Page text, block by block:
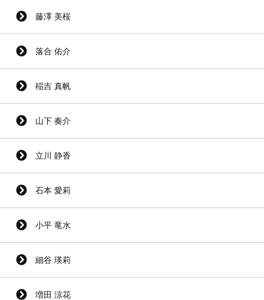
藤澤 美桜
落合 佑介
稲吉 真帆
山下 奏介
立川 静香
石本 愛莉
小平 竜水
細谷 瑛莉
増田 涼花